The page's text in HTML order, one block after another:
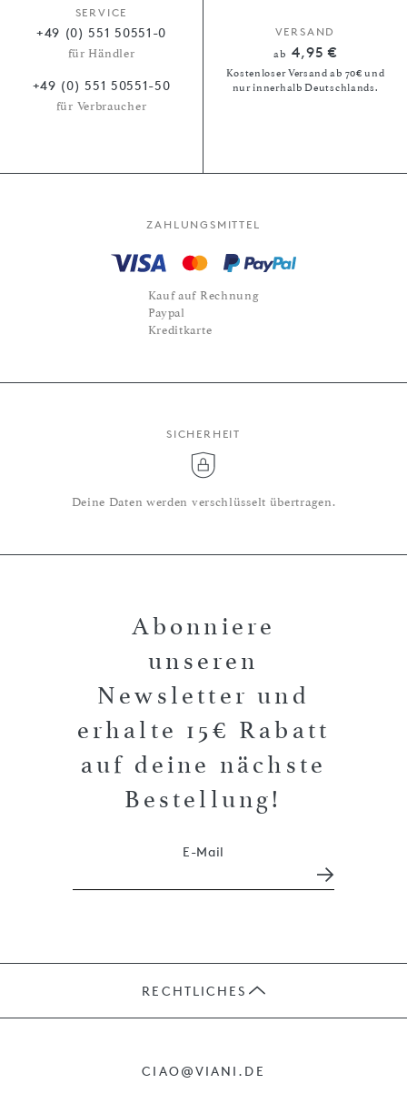
SERVICE
+49 (0) 551 50551-0
für Händler
+49 (0) 551 50551-50
für Verbraucher
VERSAND
ab 4,95 €
Kostenloser Versand ab 70€ und
nur innerhalb Deutschlands.
ZAHLUNGSMITTEL
Kauf auf Rechnung
Paypal
Kreditkarte
SICHERHEIT
Deine Daten werden verschlüsselt übertragen.
Abonniere
unseren
Newsletter und
erhalte 15€ Rabatt
auf deine nächste
Bestellung!
E-Mail
RECHTLICHES
CIAO@VIANI.DE